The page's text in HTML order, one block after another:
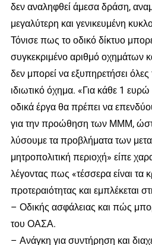
δεν αναληφθεί άμεσα δράση,
μεγαλύτερη και γενικευμένη
Τόνισε πως το οδικό δίκτυο
συγκεκριμένο αριθμό οχημάτων
δεν μπορεί να εξυπηρετήσει όλες
ιδιωτικό όχημα. «Για κάθε 1
οδικά έργα θα πρέπει να
για την προώθηση των ΜΜΜ,
λύσουμε τα προβλήματα των
μητροπολιτική περιοχή» είπε
λέγοντας πως «τέσσερα είναι τα
προτεραιότητας και εμπλέκεται
– Οδικής ασφάλειας και πώς
του ΟΑΣΑ.
– Ανάγκη για συντήρηση και